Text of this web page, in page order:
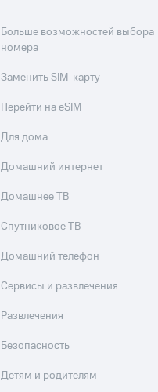
Больше возможностей выбора
номера
Заменить SIM-карту
Перейти на eSIM
Для дома
Домашний интернет
Домашнее ТВ
Спутниковое ТВ
Домашний телефон
Сервисы и развлечения
Развлечения
Безопасность
Детям и родителям